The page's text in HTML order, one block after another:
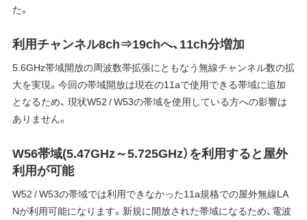
た。
利用チャンネル8ch⇒19chへ、11ch分増加
5.6GHz帯域開放の周波数帯拡張にともなう無線チャンネル数の拡
大を実現。今回の帯域開放は現在の11aで使用できる帯域に追加
となるため、 現状W52 / W53の帯域を使用している方への影響は
ありません。
W56帯域(5.47GHz～5.725GHz）を利用すると屋外
利用が可能
W52 / W53の帯域では利用できなかった11a規格での屋外無線LA
Nが利用可能になります。新規に開放された帯域になるため、電波